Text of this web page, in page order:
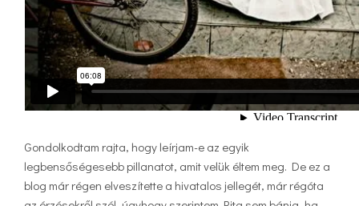
Gondolkodtam rajta, hogy leírjam-e az egyik
legbensőségesebb pillanatot, amit velük éltem meg. De ez a
blog már régen elveszítette a hivatalos jellegét, már régóta